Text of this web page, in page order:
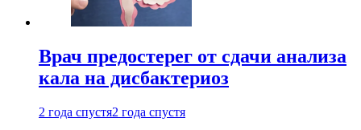
Врач предостерег от сдачи анализа
кала на дисбактериоз
2 года спустя2 года спустя